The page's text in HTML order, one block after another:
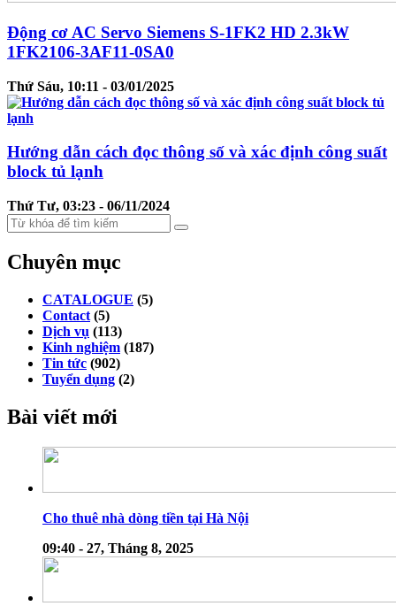
Động cơ AC Servo Siemens S-1FK2 HD 2.3kW
1FK2106-3AF11-0SA0
Thứ Sáu, 10:11 - 03/01/2025
Hướng dẫn cách đọc thông số và xác định công suất
block tủ lạnh
Thứ Tư, 03:23 - 06/11/2024
Chuyên mục
CATALOGUE (5)
Contact (5)
Dịch vụ (113)
Kinh nghiệm (187)
Tin tức (902)
Tuyển dụng (2)
Bài viết mới
Cho thuê nhà dòng tiền tại Hà Nội
09:40 - 27, Tháng 8, 2025